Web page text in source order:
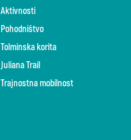
Aktivnosti
Pohodništvo
Tolminska korita
Juliana Trail
Trajnostna mobilnost